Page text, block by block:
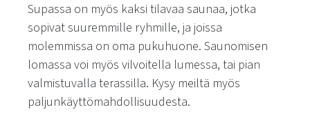
Supassa on myös kaksi tilavaa saunaa, jotka
sopivat suuremmille ryhmille, ja joissa
molemmissa on oma pukuhuone. Saunomisen
lomassa voi myös vilvoitella lumessa, tai pian
valmistuvalla terassilla. Kysy meiltä myös
paljunkäyttömahdollisuudesta.